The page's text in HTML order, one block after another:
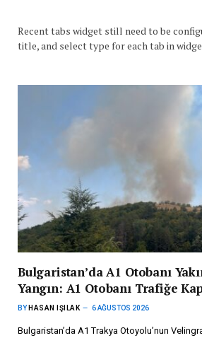
Recent tabs widget still need to be
title, and select type for each tab in
Bulgaristan’da A1 Otobanı
Yangın: A1 Otobanı Trafiğe
BY HASAN IŞILAK 6 AĞUSTOS 2026
Bulgaristan’da A1 Trakya Otoyolu’nun